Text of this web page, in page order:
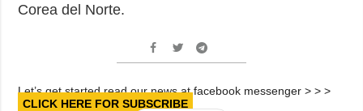
Corea del Norte.
Let’s get started read our news at facebook messenger > > >
CLICK HERE FOR SUBSCRIBE